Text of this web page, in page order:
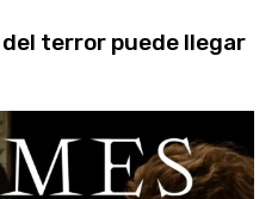
del terror puede llegar